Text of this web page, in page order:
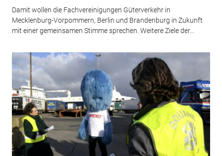
Damit wollen die Fachvereinigungen Güterverkehr in
Mecklenburg-Vorpommern, Berlin und Brandenburg in Zukunft
mit einer gemeinsamen Stimme sprechen. Weitere Ziele der...